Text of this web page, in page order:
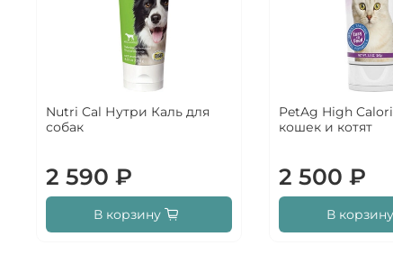
Nutri Cal Нутри Каль для
собак
2 590 ₽
В корзину
PetAg High
кошек и котят
2 500 ₽
В корзину